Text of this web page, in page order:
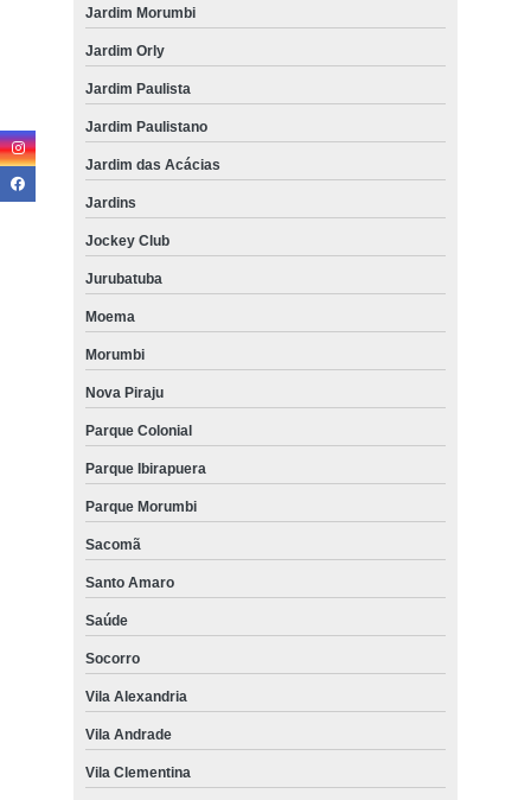
Jardim Morumbi
Jardim Orly
Jardim Paulista
Jardim Paulistano
Jardim das Acácias
Jardins
Jockey Club
Jurubatuba
Moema
Morumbi
Nova Piraju
Parque Colonial
Parque Ibirapuera
Parque Morumbi
Sacomã
Santo Amaro
Saúde
Socorro
Vila Alexandria
Vila Andrade
Vila Clementina